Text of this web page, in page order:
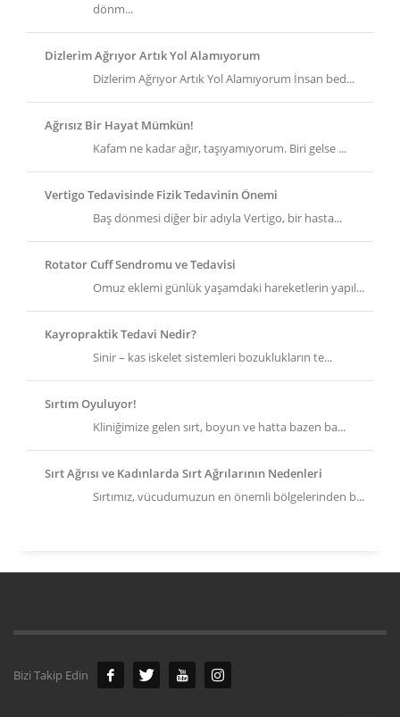
dönm...
Dizlerim Ağrıyor Artık Yol Alamıyorum
Dizlerim Ağrıyor Artık Yol Alamıyorum İnsan bed...
Ağrısız Bir Hayat Mümkün!
Kafam ne kadar ağır, taşıyamıyorum. Biri gelse ...
Vertigo Tedavisinde Fizik Tedavinin Önemi
Baş dönmesi diğer bir adıyla Vertigo, bir hasta...
Rotator Cuff Sendromu ve Tedavisi
Omuz eklemi günlük yaşamdaki hareketlerin yapıl...
Kayropraktik Tedavi Nedir?
Sinir – kas iskelet sistemleri bozuklukların te...
Sırtım Oyuluyor!
Kliniğimize gelen sırt, boyun ve hatta bazen ba...
Sırt Ağrısı ve Kadınlarda Sırt Ağrılarının Nedenleri
Sırtımız, vücudumuzun en önemli bölgelerinden b...
Bizi Takip Edin